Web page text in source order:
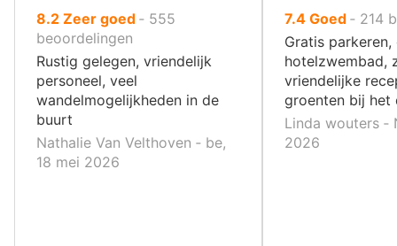
8.2uit
10
,
Zeer goed ‐ 555
beoordelingen
Rustig gelegen, vriendelijk
personeel, veel
wandelmogelijkheden in de
buurt
Nathalie Van Velthoven ‐ be,
18 mei 2026
7.4uit
10
,
Goed ‐ 214
Gratis
hotelzwembad,
vriendelijke
groenten bij het
Linda wouters ‐
2026